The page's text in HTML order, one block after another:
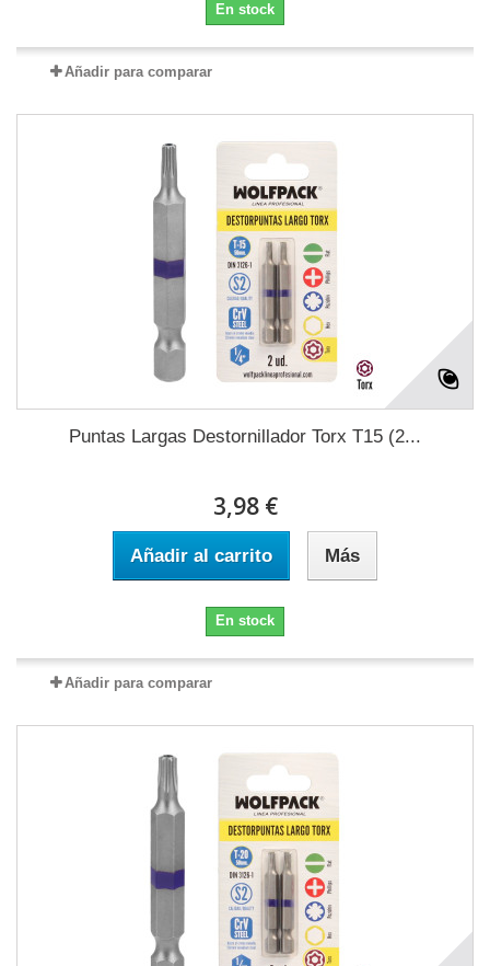
En stock
Añadir para comparar
Puntas Largas Destornillador Torx T15 (2...
3,98 €
Añadir al carrito Más
En stock
Añadir para comparar